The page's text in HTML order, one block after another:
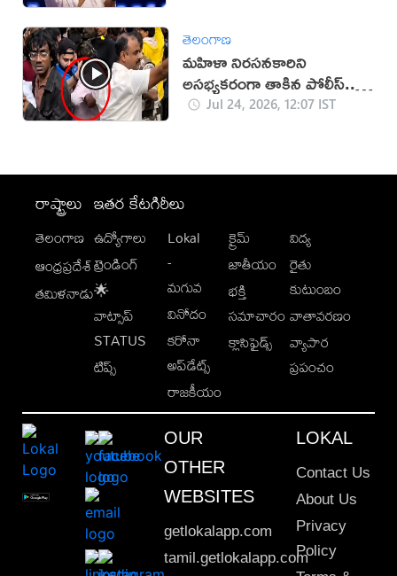
తెలంగాణ
మహిళా నిరసనకారిని
అసభ్యకరంగా తాకిన పోలీస్‌..
వీడియో వైరల్‌
Jul 24, 2026, 12:07 IST
రాష్ట్రాలు
తెలంగాణ
ఆంధ్రప్రదేశ్
తమిళనాడు
ఇతర కేటగిరీలు
ఉద్యోగాలు
ట్రెండింగ్
🌟
వాట్సాప్
STATUS
టిప్స్
Lokal
-
మగువ
వినోదం
కరోనా
అప్‌డేట్స్
రాజకీయం
క్రైమ్
జాతీయం
భక్తి
సమాచారం
క్లాసిఫైడ్స్
విద్య
రైతు
కుటుంబం
వాతావరణం
వ్యాపార
ప్రపంచం
OUR
OTHER
WEBSITES
getlokalapp.com
tamil.getlokalapp.com
LOKAL
Contact Us
About Us
Privacy
Policy